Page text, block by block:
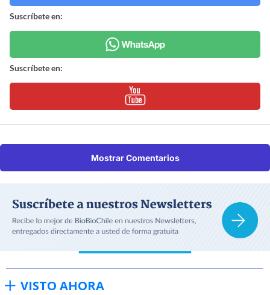
Suscríbete en:
Suscríbete en:
Mostrar Comentarios
VISTO AHORA